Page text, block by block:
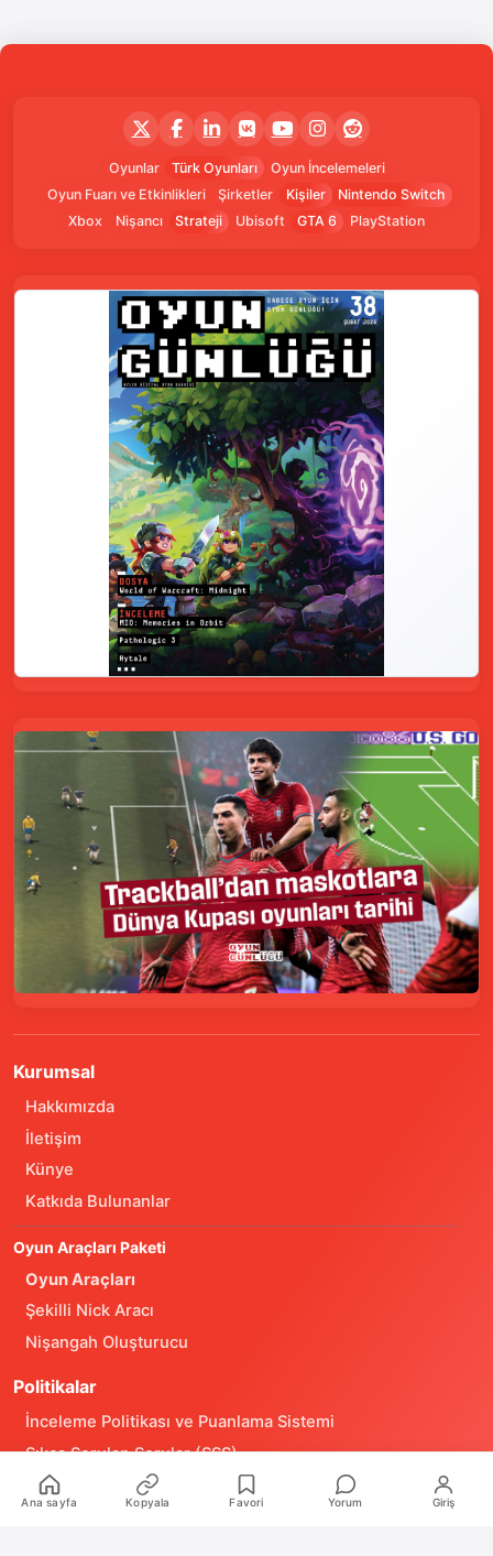
Oyunlar Türk Oyunları
Oyun İncelemeleri
Oyun Fuarı ve Etkinlikleri
Şirketler Kişiler
Nintendo Switch
Xbox
Nişancı Strateji Ubisoft GTA 6 PlayStation
Kurumsal
Hakkımızda
İletişim
Künye
Katkıda Bulunanlar
Oyun Araçları Paketi
Oyun Araçları
Şekilli Nick Aracı
Nişangah Oluşturucu
Politikalar
İnceleme Politikası ve Puanlama Sistemi
Sıkça Sorulan Sorular (SSS)
Alıntı ve Yeniden Kullanım Politikası
Ana sayfa Kopyala Favori Yorum Giriş